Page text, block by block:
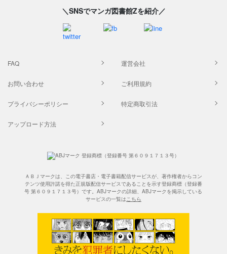
＼SNSでマンガ図書館Zを紹介／
FAQ 運営会社
お問い合わせ ご利用規約
プライバシーポリシー 特定商取引法
アップロード方法
ＡＢＪマークは、この電子書店・電子書籍配信サービスが、著作権者からコン
テンツ使用許諾を得た正規版配信サービスであることを示す登録商標（登録番
号 第６０９１７１３号）です。ABJマークの詳細、ABJマークを掲示している
サービスの一覧はこちら